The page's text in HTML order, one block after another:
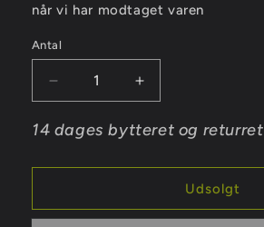
når vi har modtaget varen
Antal
Antal
Reducer
antallet
for
til
Øg
antallet
for
til
14 dages bytteret og returret
Udsolgt